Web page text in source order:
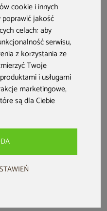
cookie i innych
jakość
celach:aby
serwisu,
z korzystania ze
Twoje
i usługami
marketingowe,
są dla Ciebie